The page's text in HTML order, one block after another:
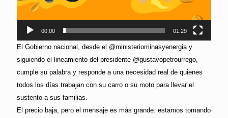
00:00 01:29
El Gobierno nacional, desde el @ministeriominasyenergia y
siguiendo el lineamiento del presidente @gustavopetrourrego,
cumple su palabra y responde a una necesidad real de quienes
todos los días trabajan con su carro o su moto para llevar el
sustento a sus familias.
El precio baja, pero el mensaje es más grande: estamos tomando